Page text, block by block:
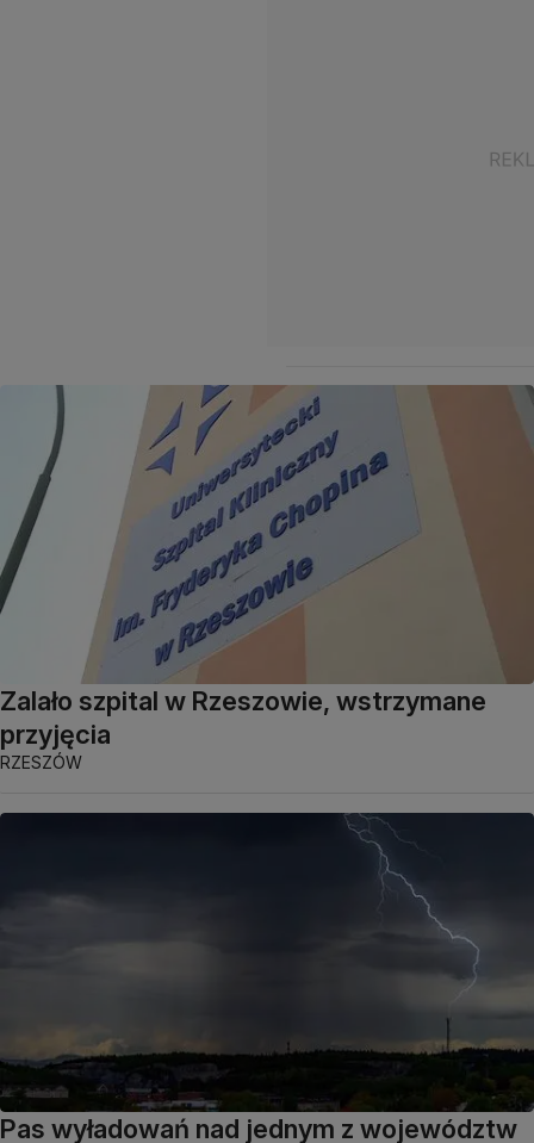
Zalało szpital w Rzeszowie, wstrzymane
przyjęcia
RZESZÓW
Pas wyładowań nad jednym z województw